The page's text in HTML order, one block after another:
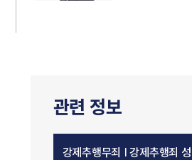
관련 정보
강제추행무죄 | 강제추행죄